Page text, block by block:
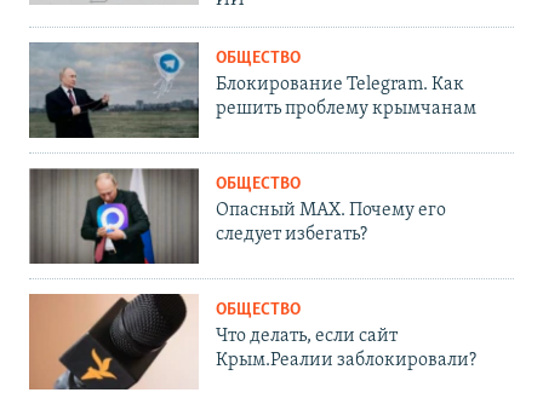
ОБЩЕСТВО
Блокирование Telegram. Как
решить проблему крымчанам
ОБЩЕСТВО
Опасный MAX. Почему его
следует избегать?
ОБЩЕСТВО
Что делать, если сайт
Крым.Реалии заблокировали?